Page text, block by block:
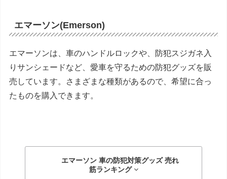
エマーソン(Emerson)
エマーソンは、車のハンドルロックや、防犯スジガネ入
りサンシェードなど、愛車を守るための防犯グッズを販
売しています。さまざまな種類があるので、希望に合っ
たものを購入できます。
エマーソン 車の防犯対策グッズ売れ
筋ランキング